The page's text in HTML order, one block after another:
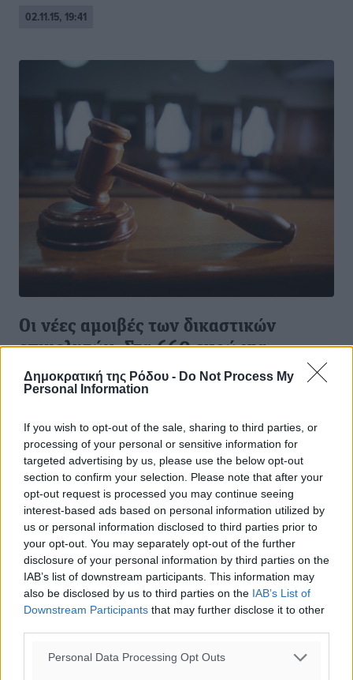
Δημοκρατική της Ρόδου - Do Not Process My
Personal Information
If you wish to opt-out of the sale, sharing to third parties, or
processing of your personal or sensitive information for
targeted advertising by us, please use the below opt-out
section to confirm your selection. Please note that after your
opt-out request is processed you may continue seeing
interest-based ads based on personal information utilized by
us or personal information disclosed to third parties prior to
your opt-out. You may separately opt-out of the further
disclosure of your personal information by third parties on the
IAB’s list of downstream participants. This information may
also be disclosed by us to third parties on the IAB’s List of
Downstream Participants that may further disclose it to other
Personal Data Processing Opt Outs
02.11.15, 19:41
Οι νέες αμοιβές των δικαστικών
επιμελητών- Στα 660 ευρώ για
κατασχέσεις
ευρώ, ενώ η σύνταξη αποσπάσματος κατασχετήριας
έκθεσης πλειστηριασμού καθορίζεται στα 400 ευρώ.
Δημοσιεύθηκε στο ΦΕΚ ...
02.11.15, 19:38